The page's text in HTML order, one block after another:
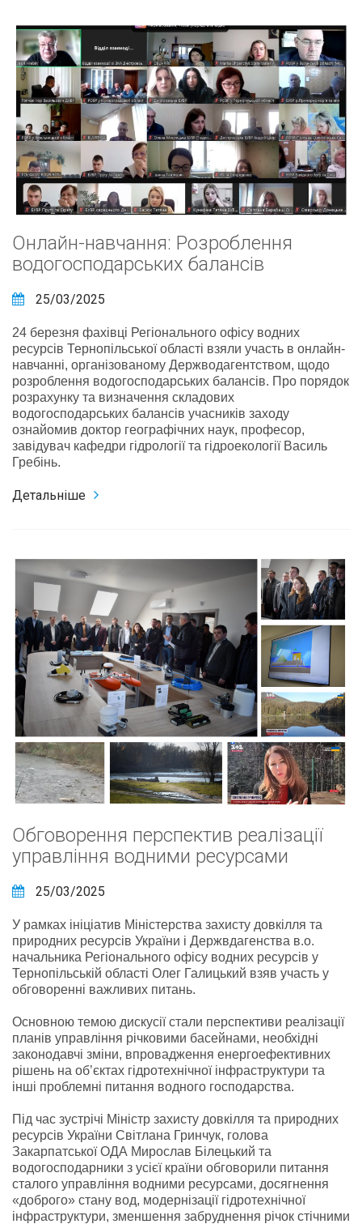
Онлайн-навчання: Розроблення
водогосподарських балансів
25/03/2025
24 березня фахівці Регіонального офісу водних
ресурсів Тернопільської області взяли участь в онлайн-
навчанні, організованому Держводагентством, щодо
розроблення водогосподарських балансів. Про порядок
розрахунку та визначення складових
водогосподарських балансів учасників заходу
ознайомив доктор географічних наук, професор,
завідувач кафедри гідрології та гідроекології Василь
Гребінь.
Детальніше
Обговорення перспектив реалізації
управління водними ресурсами
25/03/2025
У рамках ініціатив Міністерства захисту довкілля та
природних ресурсів України і Держвдагенства в.о.
начальника Регіонального офісу водних ресурсів у
Тернопільській області Олег Галицький взяв участь у
обговоренні важливих питань.
Основною темою дискусії стали перспективи реалізації
планів управління річковими басейнами, необхідні
законодавчі зміни, впровадження енергоефективних
рішень на об’єктах гідротехнічної інфраструктури та
інші проблемні питання водного господарства.
Під час зустрічі Міністр захисту довкілля та природних
ресурсів України Світлана Гринчук, голова
Закарпатської ОДА Мирослав Білецький та
водогосподарники з усієї країни обговорили питання
сталого управління водними ресурсами, досягнення
«доброго» стану вод, модернізації гідротехнічної
інфраструктури, зменшення забруднення річок стічними